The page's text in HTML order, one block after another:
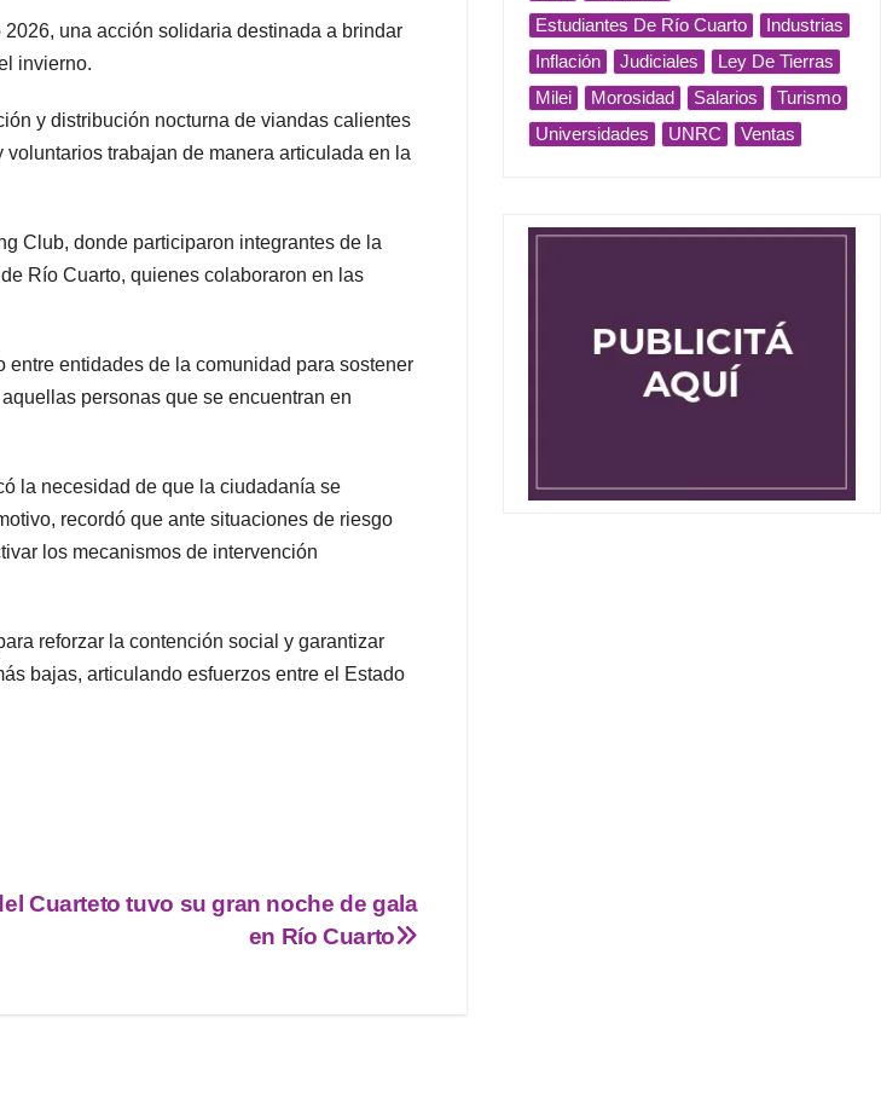
una acción solidaria destinada a brindar
invierno.
y distribución nocturna de viandas calientes
trabajan de manera articulada en la
Club, donde participaron integrantes de la
Río Cuarto, quienes colaboraron en las
entidades de la comunidad para sostener
personas que se encuentran en
la necesidad de que la ciudadanía se
recordó que ante situaciones de riesgo
los mecanismos de intervención
reforzar la contención social y garantizar
bajas, articulando esfuerzos entre el Estado
Cuarteto tuvo su gran noche de gala
en Río Cuarto
Estudiantes De Río Cuarto
Industrias
Inflación
Judiciales
Ley De Tierras
Milei
Morosidad Salarios
Turismo
Universidades
UNRC Ventas